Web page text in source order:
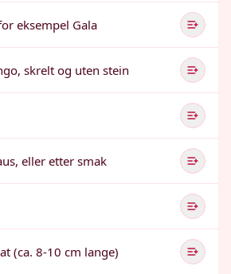
eksempel Gala
skrelt og uten stein
eller etter smak
(ca. 8-10 cm lange)